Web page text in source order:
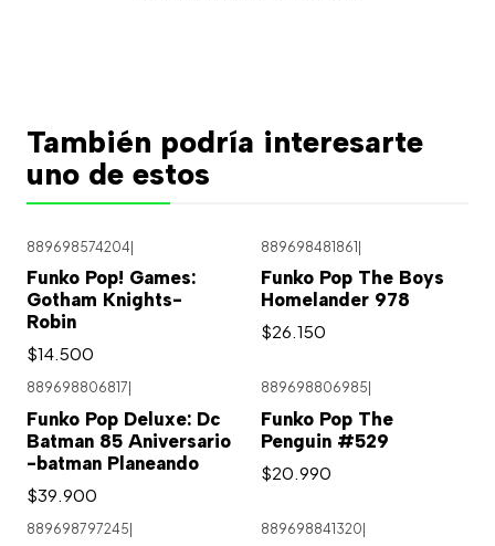
También podría interesarte
uno de estos
889698574204
Funko Pop! Games:
Gotham Knights-
Robin
$14.500
889698481861
Funko Pop The Boys
Homelander 978
$26.150
889698806817
Funko Pop Deluxe: Dc
Batman 85 Aniversario
-batman Planeando
$39.900
889698806985
Funko Pop The
Penguin #529
$20.990
889698797245 889698841320